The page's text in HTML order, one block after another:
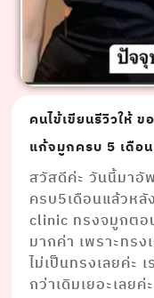
คนไข้เขียนรีวิวให้
แก้จมูกครบ 5 เดือ
สวัสดีค่ะ วันนี้มาอั
ครบ5เดือนแล้วห
clinic ทรงจมูกตอ
มากค่า เพราะทร
ไม่เป็นทรงเลยค่ะ
กว่าเดิมเยอะเลยค่ะ